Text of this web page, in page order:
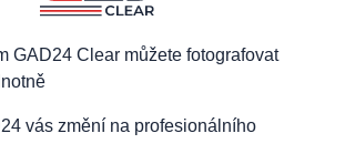
GAD24 Clear můžete fotografovat
vás změní na profesionálního